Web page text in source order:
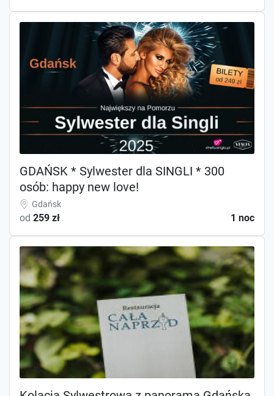
GDAŃSK * Sylwester dla SINGLI * 300
osób: happy new love!
Gdańsk
od 259 zł 1 noc